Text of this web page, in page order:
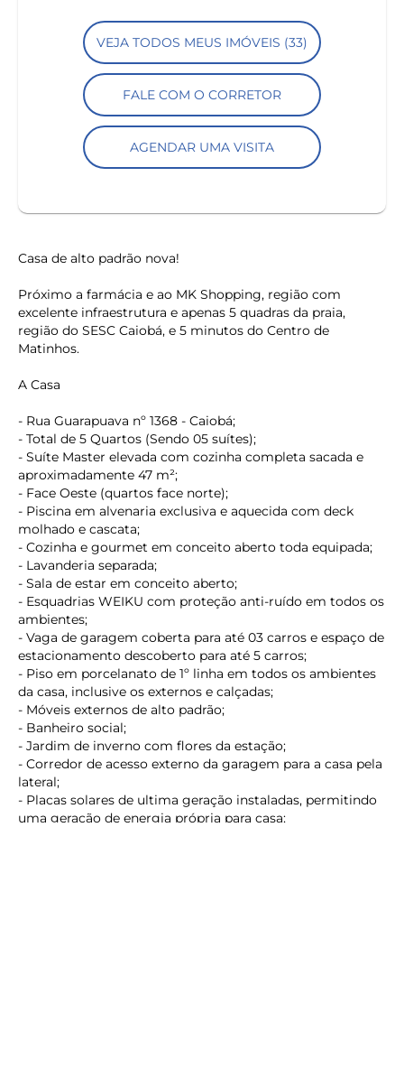
VEJA TODOS MEUS IMÓVEIS (33)
FALE COM O CORRETOR
AGENDAR UMA VISITA
keyboard_backspace
Casa de alto padrão nova!
Próximo a farmácia e ao MK Shopping, região com
excelente infraestrutura e apenas 5 quadras da praia,
região do SESC Caiobá, e 5 minutos do Centro de
Matinhos.
A Casa
- Rua Guarapuava nº 1368 - Caiobá;
- Total de 5 Quartos (Sendo 05 suítes);
- Suíte Master elevada com cozinha completa sacada e
aproximadamente 47 m²;
- Face Oeste (quartos face norte);
- Piscina em alvenaria exclusiva e aquecida com deck
molhado e cascata;
- Cozinha e gourmet em conceito aberto toda equipada;
- Lavanderia separada;
- Sala de estar em conceito aberto;
- Esquadrias WEIKU com proteção anti-ruído em todos os
ambientes;
- Vaga de garagem coberta para até 03 carros e espaço de
estacionamento descoberto para até 5 carros;
- Piso em porcelanato de 1º linha em todos os ambientes
da casa, inclusive os externos e calçadas;
- Móveis externos de alto padrão;
- Banheiro social;
- Jardim de inverno com flores da estação;
- Corredor de acesso externo da garagem para a casa pela
lateral;
- Placas solares de ultima geração instaladas, permitindo
uma geração de energia própria para casa;